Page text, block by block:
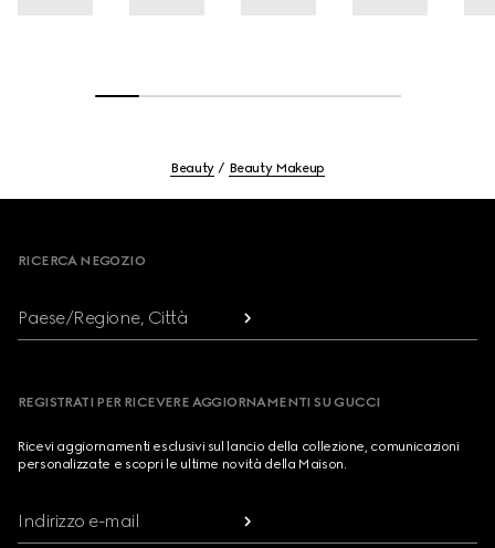
Beauty Beauty Makeup
RICERCA NEGOZIO
Paese/Regione, Città
REGISTRATI PER RICEVERE AGGIORNAMENTI SU GUCCI
Ricevi aggiornamenti esclusivi sul lancio della collezione, comunicazioni
personalizzate e scopri le ultime novità della Maison.
Indirizzo e-mail